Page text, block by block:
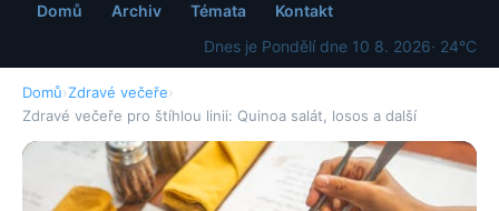
Domů Archiv Témata
Kontakt
Dnes je Pondělí dne 10 8. 2026· 24°C
Domů›Zdravé večeře›
Zdravé večeře pro štíhlou linii: Quinoa salát, losos a další